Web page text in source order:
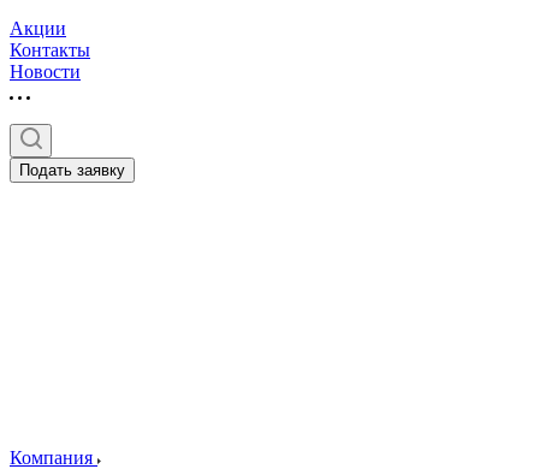
Акции
Контакты
Новости
Подать заявку
Компания